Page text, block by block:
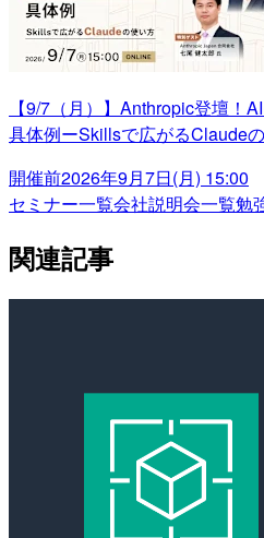
【9/7（月）】Anthropic登壇！
具体例ーSkillsで広がるClaude
開催前2026年9月7日(月) 15:00
セミナー一覧会社説明会一覧勉
関連記事